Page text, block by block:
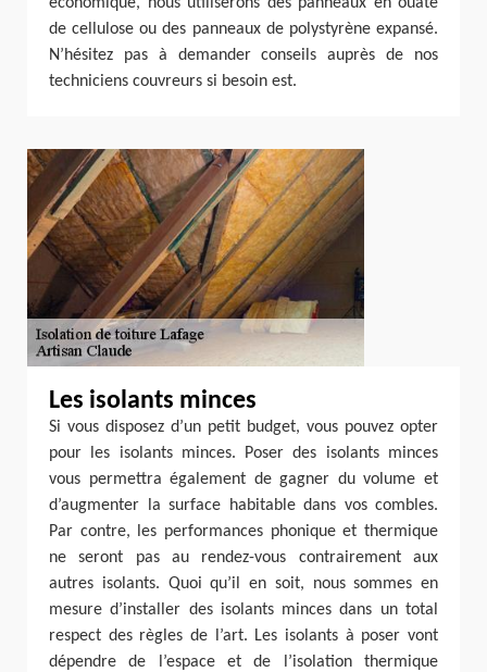
de cellulose ou des panneaux de polystyrène expansé.
N’hésitez pas à demander conseils auprès de nos
techniciens couvreurs si besoin est.
Les isolants minces
Si vous disposez d’un petit budget, vous pouvez opter
pour les isolants minces. Poser des isolants minces
vous permettra également de gagner du volume et
d’augmenter la surface habitable dans vos combles.
Par contre, les performances phonique et thermique
ne seront pas au rendez-vous contrairement aux
autres isolants. Quoi qu’il en soit, nous sommes en
mesure d’installer des isolants minces dans un total
respect des règles de l’art. Les isolants à poser vont
dépendre de l’espace et de l’isolation thermique